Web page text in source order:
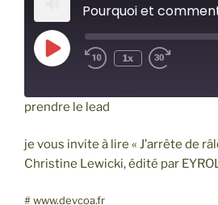
Pourquoi et
Play
Episode
1x
RSS FEED
LINK
EMBED
prendre le lead
je vous invite à lire « J’arrête de
Christine Lewicki, édité par
# www.devcoa.fr